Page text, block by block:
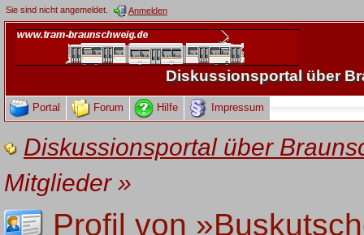
Sie sind nicht angemeldet. Anmelden
Diskussionsportal über
Portal Forum Hilfe Impressum
Diskussionsportal über
Mitglieder»
Profil von